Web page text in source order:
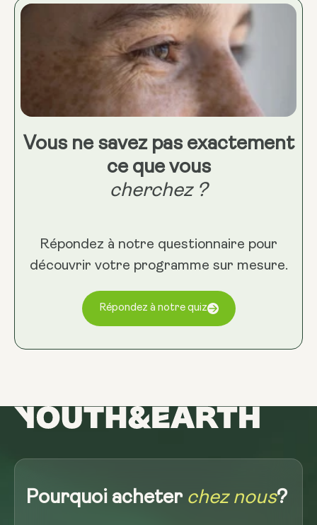
Vous ne savez pas exactement
ce que vous
cherchez ?
Répondez à notre questionnaire pour
découvrir votre programme sur mesure.
Répondez à notre quiz
Pourquoi acheter chez nous?